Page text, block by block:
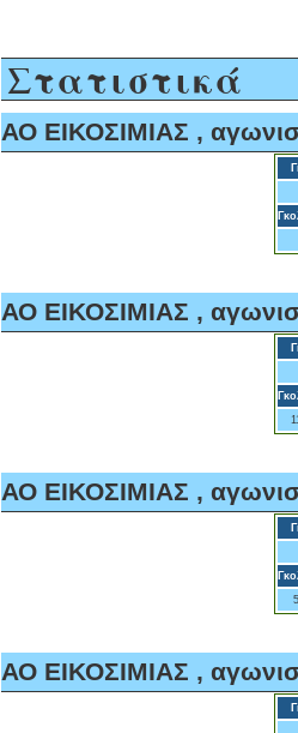
Στατιστικά
ΑΟ ΕΙΚΟΣΙΜΙΑΣ ,
ΑΟ ΕΙΚΟΣΙΜΙΑΣ ,
ΑΟ ΕΙΚΟΣΙΜΙΑΣ ,
ΑΟ ΕΙΚΟΣΙΜΙΑΣ ,